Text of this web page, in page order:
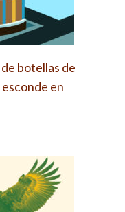
botellas de
en